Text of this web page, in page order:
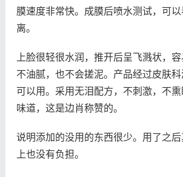
膜速度非常快。成膜后喷水测试，可
离。
上脸很轻很水润，推开后呈飞溅状，
不油腻，也不会搓泥。产品经过皮肤
可以用。采用无泪配方，不刺激，不
味道，这是边肖称赞的。
说明添加的没用的东西很少。用了之
上也没有负担。